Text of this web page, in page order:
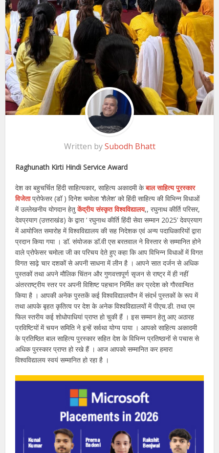
Written bySubodh Bhatt
Raghunath Kirti Hindi Service Award
देश का बहुचर्चित हिंदी साहित्यकार, साहित्य अकादमी केबाल साहित्य पुरस्कार
विजेताप्रोफेसर (डॉ ) दिनेश चमोला ‘शैलेश’ को हिंदी साहित्य की विभिन्न विधाओं
में उल्लेखनीय योगदान हेतुकेंद्रीय संस्कृत विश्वविद्यालय,, रघुनाथ कीर्ति परिसर,
देवप्रयाग (उत्तराखंड) के द्वारा ‘ रघुनाथ कीर्ति हिंदी सेवा सम्मान 2025’ देवप्रयाग
में आयोजित समारोह में विश्वविद्यालय की सह निदेशक एवं अन्य पदाधिकारियों द्वारा
प्रदान किया गया । डॉ. संयोजक डॉ.वी एस बरतवाल ने विस्तार से सम्मानित होने
वाले प्रोफेसर चमोला जी का परिचय देते हुए कहा कि आप विभिन्न विधाओं में विगत
विगत साढ़े चार दशकों से अपनी साधना में लीन है । आपने सात दर्जन से अधिक
पुस्तकों तथा अपने मौलिक चिंतन और गुणवत्तापूर्ण सृजन से राष्ट्र में ही नहीं
अंतरराष्ट्रीय स्तर पर अपनी विशिष्ट पहचान निर्मित कर प्रदेश को गौरवान्वित
किया है । आपकी अनेक पुस्तकें कई विश्वविद्यालयौन में संदर्भ पुस्तकों के रूप में
तथा आपके बृहत कृतित्व पर देश के अनेक विश्वविद्यालयों में पीएच.डी. तथा एम
फिल स्तरीय कई शोधोपाधियां प्राप्त हो चुकी हैं । इस सम्मान हेतु आए अठारह
प्रविष्टियों में चयन समिति ने इन्हें सर्वथा योग्य पाया । आपको साहित्य अकादमी
के प्रतिष्ठित बाल साहित्य पुरस्कार सहित देश के विभिन्न प्रतिष्ठानों से पचास से
अधिक पुरस्कार प्राप्त हो रखे हैं । आज आपको सम्मानित कर हमारा
विश्वविद्यालय स्वयं सम्मानित हो रहा है ।